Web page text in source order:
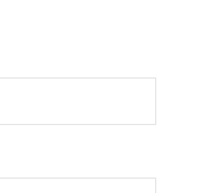
message sur